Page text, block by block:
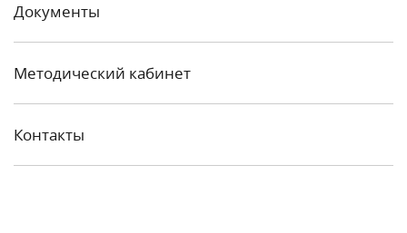
Документы
Методический кабинет
Контакты